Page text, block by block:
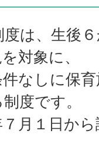
は、生後
対象に、
なしに保
度です。
月１日か